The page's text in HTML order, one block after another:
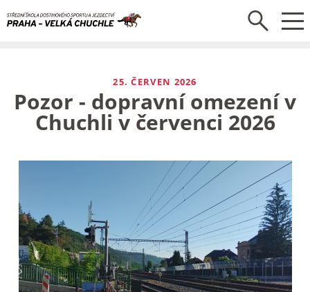
Pozor - dopravní omezení v
Chuchli v červenci 2026
25. ČERVEN 2026